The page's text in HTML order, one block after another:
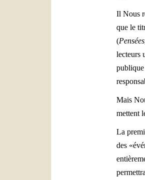
Il Nous
que le
(Pensées
lecteurs
publique
Mais
mettent
La
des